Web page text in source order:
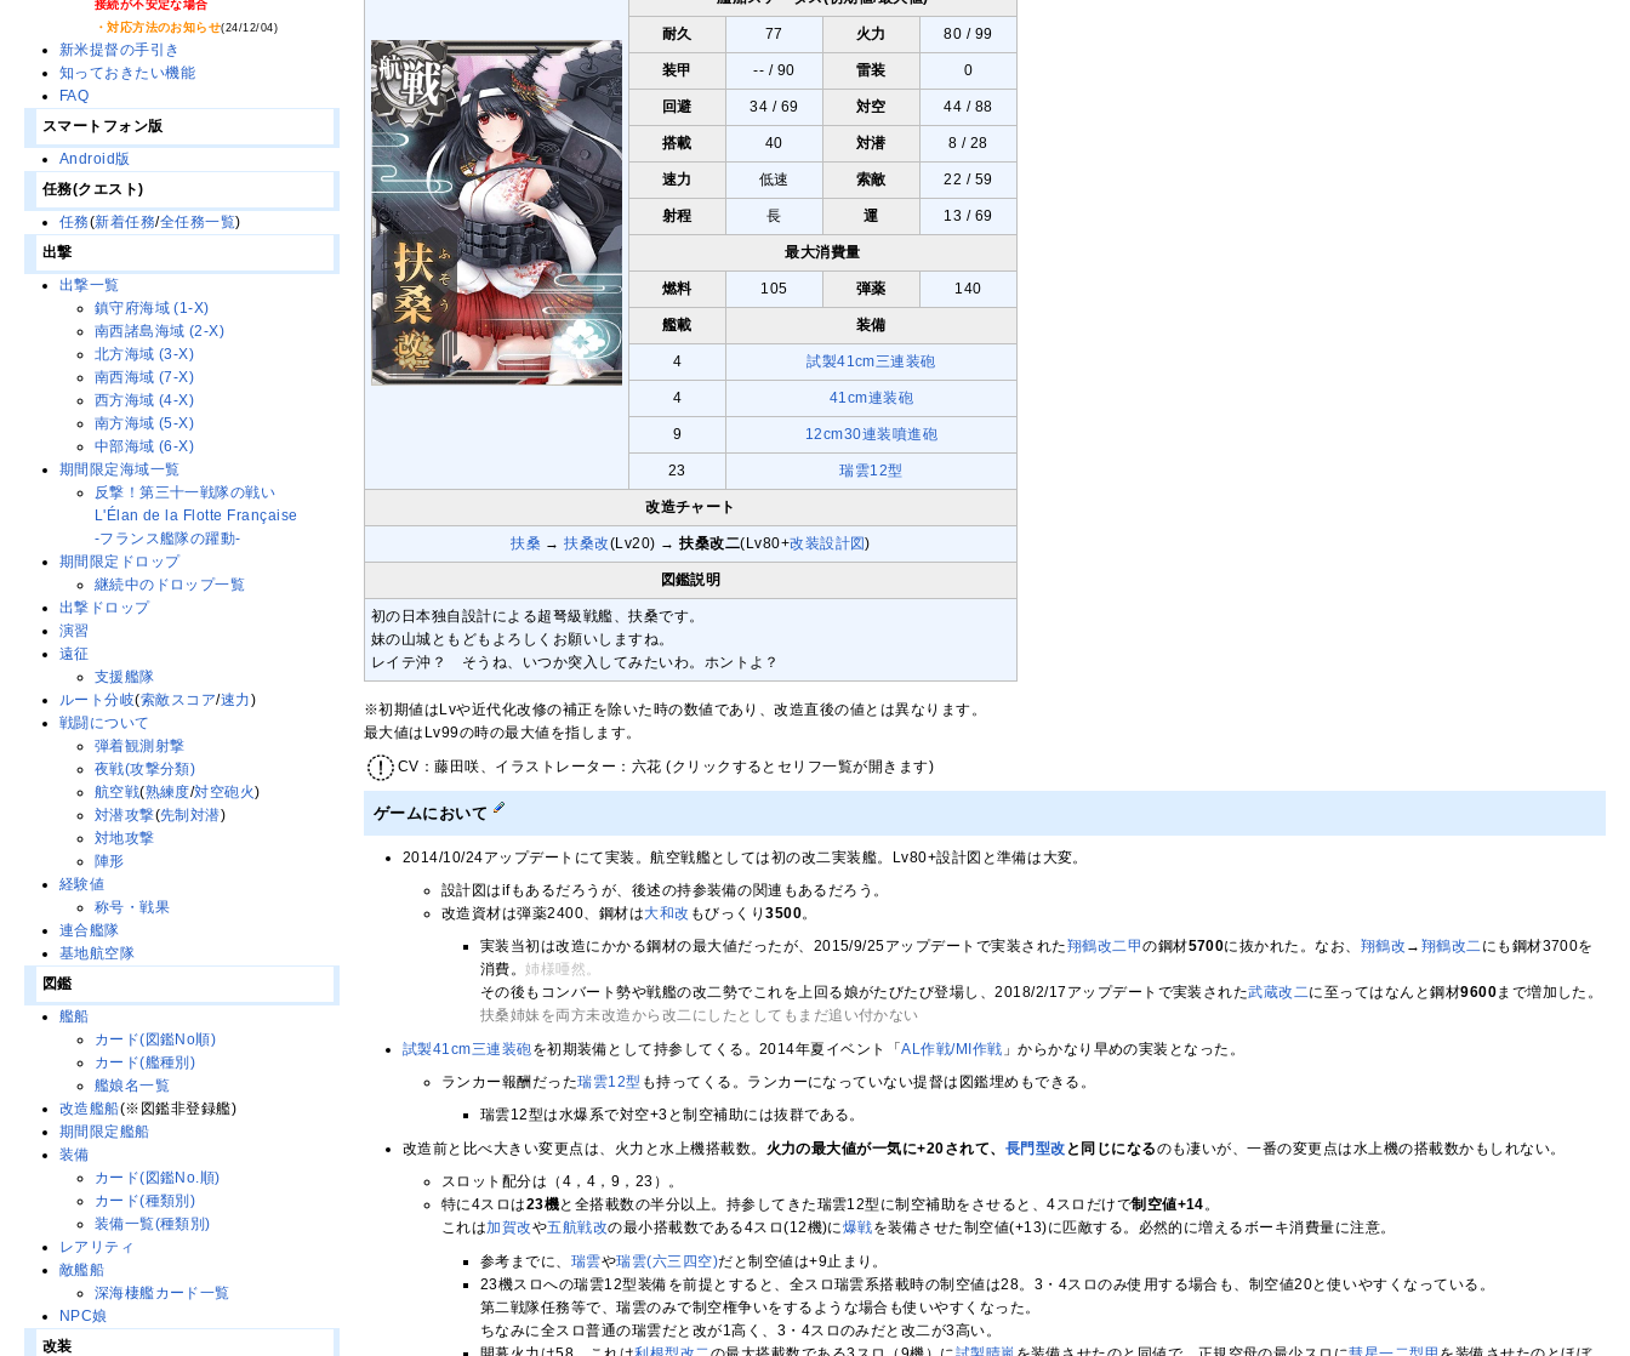
耐久 77 火力 80 / 99
装甲 -- / 90 雷装 0
回避 34 / 69 対空 44 / 88
搭載 40 対潜 8 / 28
速力 低速 索敵 22 / 59
射程 長 運 13 / 69
最大消費量
燃料 105 弾薬 140
艦載 装備
4 試製41cm三連装砲
4 41cm連装砲
9 12cm30連装噴進砲
23 瑞雲12型
改造チャート
扶桑 →扶桑改(Lv20) →扶桑改二(Lv80+改装設計図)
図鑑説明
初の日本独自設計による超弩級戦艦、扶桑です。
妹の山城ともどもよろしくお願いしますね。
レイテ沖？ そうね、いつか突入してみたいわ。ホントよ？
※初期値はLvや近代化改修の補正を除いた時の数値であり、改造直後の値とは異なります。
最大値はLv99の時の最大値を指します。
CV：藤田咲、イラストレーター：六花 (クリックするとセリフ一覧が開きます)
ゲームにおいて
2014/10/24アップデートにて実装。航空戦艦としては初の改二実装艦。Lv80+設計図と準備は大変。
設計図はifもあるだろうが、後述の持参装備の関連もあるだろう。
改造資材は弾薬2400、鋼材は大和改 もびっくり3500。
実装当初は改造にかかる鋼材の最大値だったが、2015/9/25アップデートで実装された翔鶴改二甲の鋼材5700に抜かれた。なお、 翔鶴改 → 翔鶴改二にも鋼材3700を
消費。 姉様唖然。
その後もコンバート勢や戦艦の改二勢でこれを上回る娘がたびたび登場し、2018/2/17アップデートで実装された武蔵改二に至ってはなんと鋼材9600まで増加した。
扶桑姉妹を両方未改造から改二にしたとしてもまだ追い付かない
試製41cm三連装砲 を初期装備として持参してくる。2014年夏イベント「AL作戦/MI作戦 」からかなり早めの実装となった。
ランカー報酬だった瑞雲12型 も持ってくる。ランカーになっていない提督は図鑑埋めもできる。
瑞雲12型は水爆系で対空+3と制空補助には抜群である。
改造前と比べ大きい変更点は、火力と水上機搭載数。
火力の最大値が一気に+20されて、 長門型改 と同じになるのも凄いが、一番の変更点は水上機の搭載数かもしれない。
スロット配分は（4，4，9，23）。
特に4スロは23機と全搭載数の半分以上。持参してきた瑞雲12型に制空補助をさせると、4スロだけで制空値+14。
これは加賀改や五航戦改の最小搭載数である4スロ(12機)に爆戦を装備させた制空値(+13)に匹敵する。必然的に増えるボーキ消費量に注意。
参考までに、 瑞雲や瑞雲(六三四空)だと制空値は+9止まり。
23機スロへの瑞雲12型装備を前提とすると、全スロ瑞雲系搭載時の制空値は28。3・4スロのみ使用する場合も、制空値20と使いやすくなっている。
第二戦隊任務等で、瑞雲のみで制空権争いをするような場合も使いやすくなった。
ちなみに全スロ普通の瑞雲だと改が1高く、3・4スロのみだと改二が3高い。
接続が不安定な場合
・対応方法のお知らせ(24/12/04)
新米提督の手引き
知っておきたい機能
FAQ
スマートフォン版
Android版
任務(クエスト)
任務(新着任務/全任務一覧)
出撃
出撃一覧
鎮守府海域 (1-X)
南西諸島海域 (2-X)
北方海域 (3-X)
南西海域 (7-X)
西方海域 (4-X)
南方海域 (5-X)
中部海域 (6-X)
期間限定海域一覧
反撃！第三十一戦隊の戦い
L'Élan de la Flotte Française
-フランス艦隊の躍動-
期間限定ドロップ
継続中のドロップ一覧
出撃ドロップ
演習
遠征
支援艦隊
ルート分岐(索敵スコア/速力)
戦闘について
弾着観測射撃
夜戦(攻撃分類)
航空戦(熟練度/対空砲火)
対潜攻撃(先制対潜)
対地攻撃
陣形
経験値
称号・戦果
連合艦隊
基地航空隊
図鑑
艦船
カード(図鑑No順)
カード(艦種別)
艦娘名一覧
改造艦船(※図鑑非登録艦)
期間限定艦船
装備
カード(図鑑No.順)
カード(種類別)
装備一覧(種類別)
レアリティ
敵艦船
深海棲艦カード一覧
NPC娘
改装